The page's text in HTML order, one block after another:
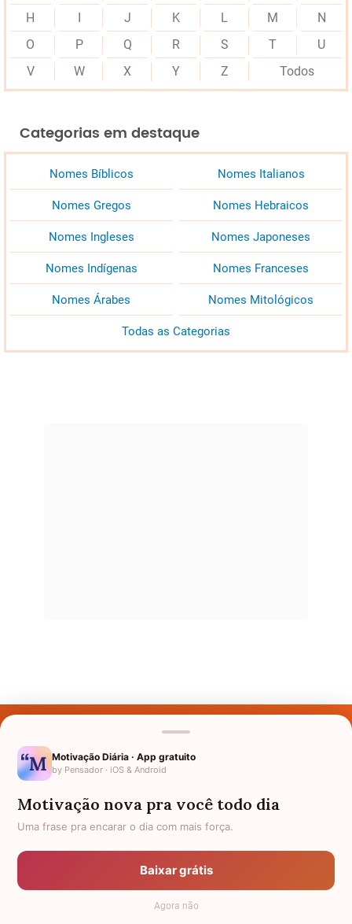
H
J K L M
N
O
P Q R S T
U
V
W X Y Z Todos
Categorias em destaque
Nomes Bíblicos Nomes Italianos
Nomes Gregos Nomes Hebraicos
Nomes Ingleses Nomes Japoneses
Nomes Indígenas Nomes Franceses
Nomes Árabes Nomes Mitológicos
Todas as Categorias
Nomes pelo Mundo
Política de Privacidade
Anuncie
Termos de Uso
Motivação Diária · App gratuito
by Pensador · iOS & Android
Motivação nova pra você todo dia
Uma frase pra encarar o dia com mais força.
Baixar grátis
Agora não